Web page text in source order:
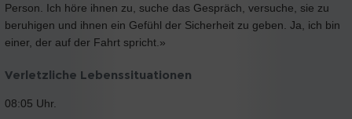
Person. Ich höre ihnen zu, suche das Gespräch, versuche, sie zu
beruhigen und ihnen ein Gefühl der Sicherheit zu geben. Ja, ich bin
einer, der auf der Fahrt spricht.»
Verletzliche Lebenssituationen
08:05 Uhr.